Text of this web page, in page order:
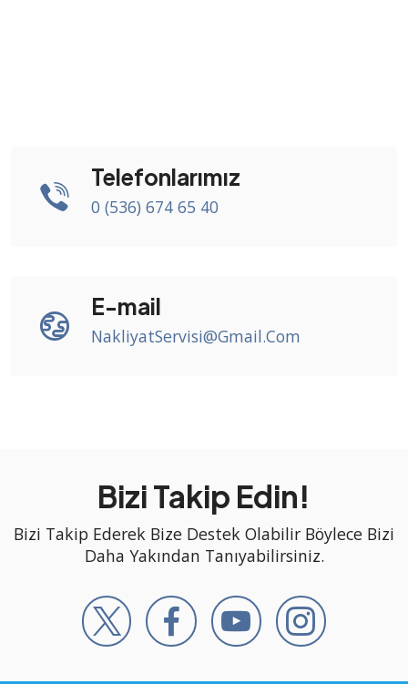
Telefonlarımız
0 (536) 674 65 40
E-mail
NakliyatServisi@Gmail.Com
Bizi Takip Edin!
Bizi Takip Ederek Bize Destek Olabilir Böylece Bizi
Daha Yakından Tanıyabilirsiniz.